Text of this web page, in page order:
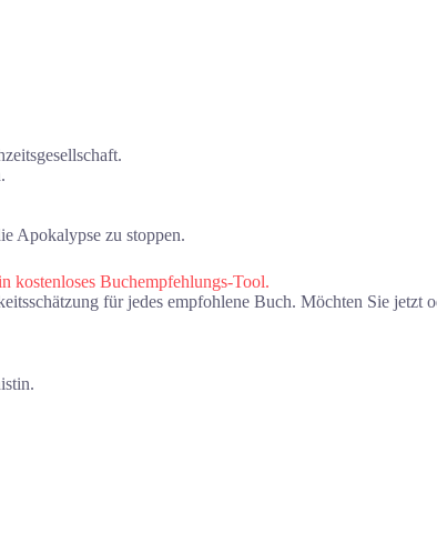
Apokalypse zu stoppen.
kostenloses Buchempfehlungs-Tool.
für jedes empfohlene Buch. Möchten Sie jetzt